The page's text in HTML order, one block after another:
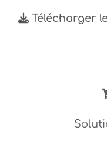
Télécharger